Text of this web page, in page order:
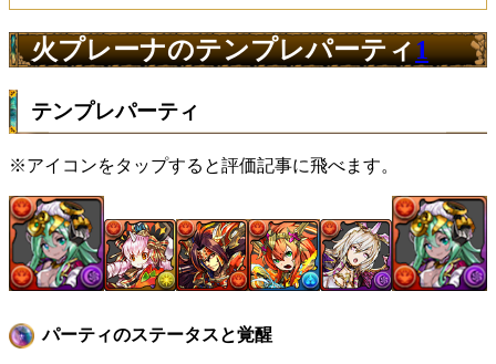
火プレーナのテンプレパーティ1
テンプレパーティ
※アイコンをタップすると評価記事に飛べます。
パーティのステータスと覚醒